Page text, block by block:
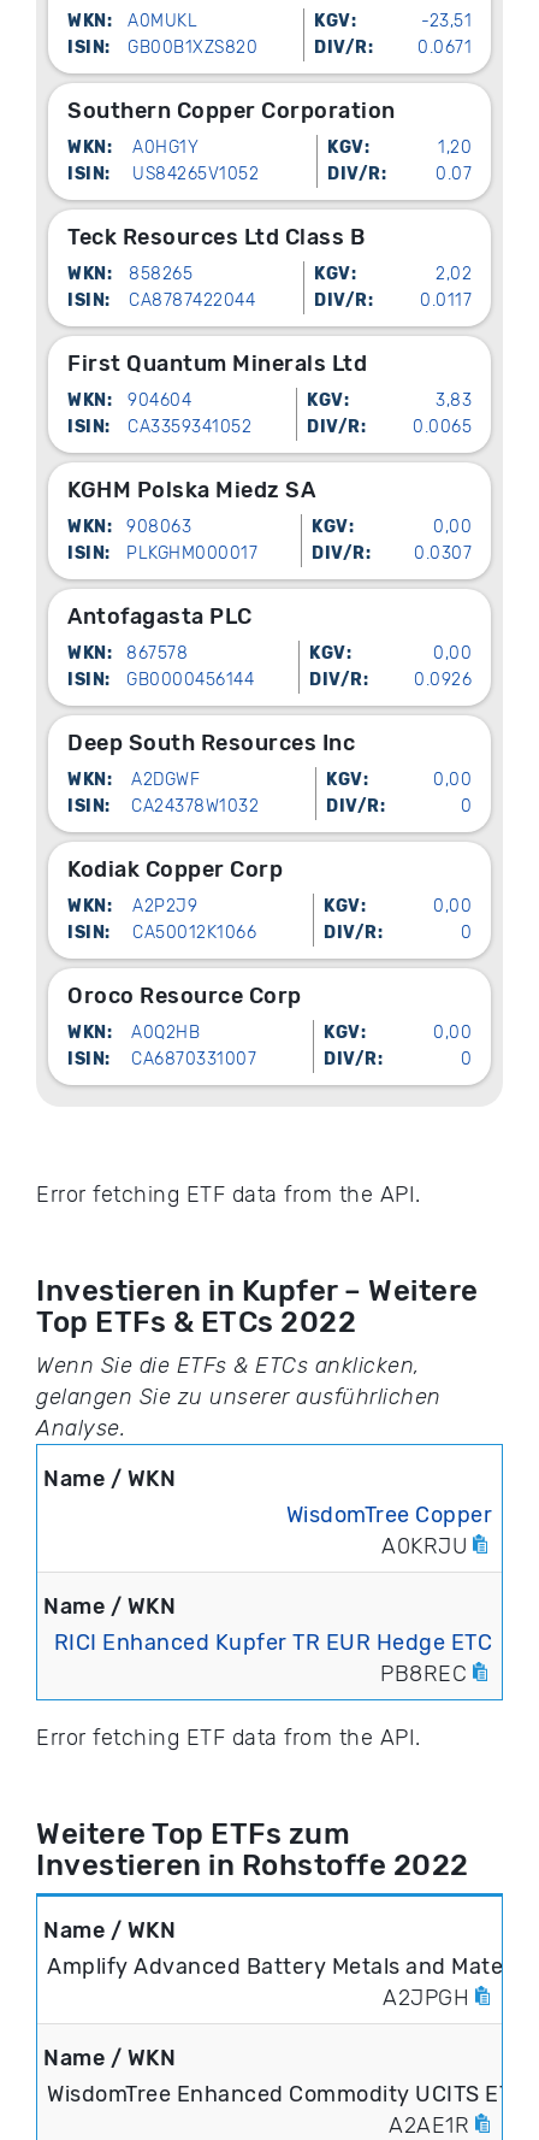
WKN: A0MUKL KGV:
-23,51
ISIN:
GB00B1XZS820 DIV/R: 0.0671
Southern Copper Corporation
WKN: A0HG1Y KGV:
1,20
ISIN:
US84265V1052 DIV/R: 0.07
Teck Resources Ltd Class B
WKN: 858265 KGV:
2,02
ISIN:
CA8787422044 DIV/R: 0.0117
First Quantum Minerals Ltd
WKN: 904604 KGV:
3,83
ISIN:
CA3359341052 DIV/R: 0.0065
KGHM Polska Miedz SA
WKN: 908063 KGV:
0,00
ISIN:
PLKGHM000017 DIV/R: 0.0307
Antofagasta PLC
WKN: 867578 KGV:
0,00
ISIN:
GB0000456144 DIV/R: 0.0926
Deep South Resources Inc
WKN: A2DGWF KGV:
0,00
ISIN:
CA24378W1032 DIV/R: 0
Kodiak Copper Corp
WKN: A2P2J9 KGV:
0,00
ISIN:
CA50012K1066 DIV/R: 0
Oroco Resource Corp
WKN: A0Q2HB KGV:
0,00
ISIN:
CA6870331007 DIV/R: 0
Error fetching ETF data from the API.
Investieren in Kupfer – Weitere
Top ETFs & ETCs 2022
Wenn Sie die ETFs & ETCs anklicken,
gelangen Sie zu unserer ausführlichen
Analyse.
WisdomTree Copper
A0KRJU
RICI Enhanced Kupfer TR EUR Hedge ETC
PB8REC
Error fetching ETF data from the API.
Weitere Top ETFs zum
Investieren in Rohstoffe 2022
Amplify Advanced Battery Metals and
A2JPGH
WisdomTree Enhanced Commodity UCITS ETF
A2AE1R